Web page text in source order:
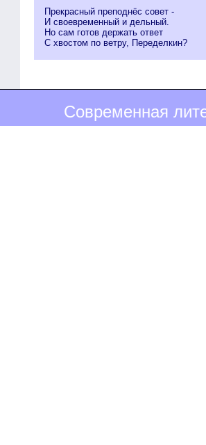
Прекрасный преподнёс совет -
И своевременный и дельный.
Но сам готов держать ответ
С хвостом по ветру, Переделкин?
Современная